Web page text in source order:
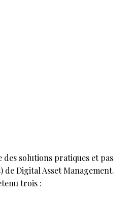
des solutions pratiques et pas
de Digital Asset Management.
trois :